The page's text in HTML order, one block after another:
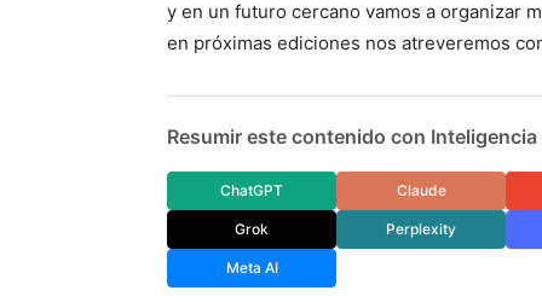
y en un futuro cercano vamos a organizar
en próximas ediciones nos atreveremos
Resumir este contenido con
ChatGPT Claude
Grok Perplexity
Meta AI